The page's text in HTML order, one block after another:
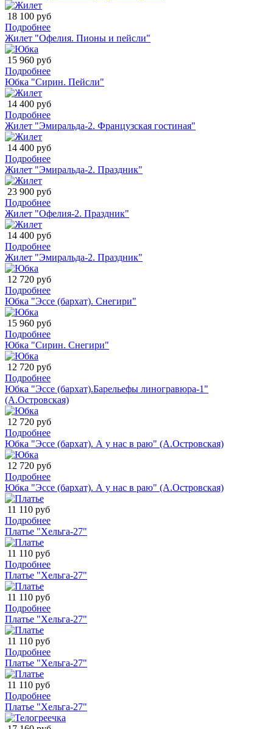
18 100 руб
Подробнее
Жилет "Офелия. Пионы и пейсли"
15 960 руб
Подробнее
Юбка "Сирин. Пейсли"
14 400 руб
Подробнее
Жилет "Эмиральда-2. Французская гостиная"
14 400 руб
Подробнее
Жилет "Эмиральда-2. Праздник"
23 900 руб
Подробнее
Жилет "Офелия-2. Праздник"
14 400 руб
Подробнее
Жилет "Эмиральда-2. Праздник"
12 720 руб
Подробнее
Юбка "Эссе (бархат). Снегири"
15 960 руб
Подробнее
Юбка "Сирин. Снегири"
12 720 руб
Подробнее
Юбка "Эссе (бархат).Барельефы линогравюра-1"
(А.Островская)
12 720 руб
Подробнее
Юбка "Эссе (бархат). А у нас в раю" (А.Островская)
12 720 руб
Подробнее
Юбка "Эссе (бархат). А у нас в раю" (А.Островская)
11 110 руб
Подробнее
Платье "Хельга-27"
11 110 руб
Подробнее
Платье "Хельга-27"
11 110 руб
Подробнее
Платье "Хельга-27"
11 110 руб
Подробнее
Платье "Хельга-27"
11 110 руб
Подробнее
Платье "Хельга-27"